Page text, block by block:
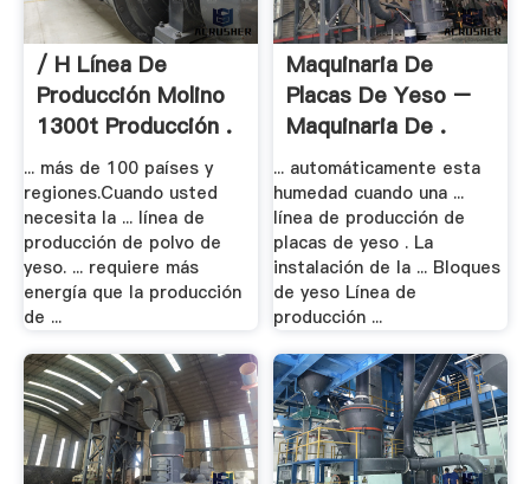
/ H Línea De
Producción Molino
1300t Producción .
... más de 100 países y
regiones.Cuando usted
necesita la ... línea de
producción de polvo de
yeso. ... requiere más
energía que la producción
de ...
Maquinaria De
Placas De Yeso –
Maquinaria De .
... automáticamente esta
humedad cuando una ...
línea de producción de
placas de yeso . La
instalación de la ... Bloques
de yeso Línea de
producción ...